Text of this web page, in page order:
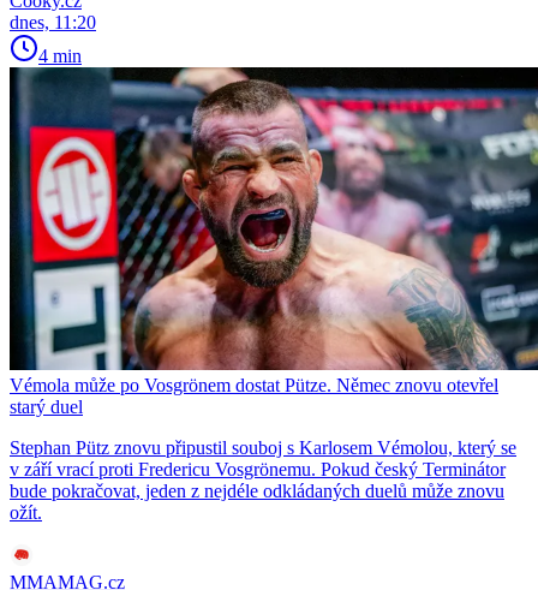
dnes, 11:20
4 min
Vémola může po Vosgrönem dostat Pütze. Němec znovu otevřel
starý duel
Stephan Pütz znovu připustil souboj s Karlosem Vémolou, který se
v září vrací proti Fredericu Vosgrönemu. Pokud český Terminátor
bude pokračovat, jeden z nejdéle odkládaných duelů může znovu
ožít.
MMAMAG.cz